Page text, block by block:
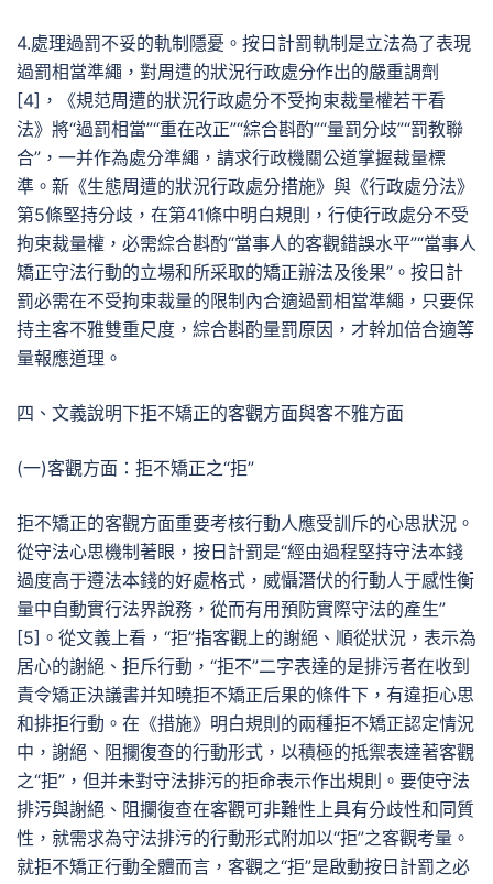
4.處理過罰不妥的軌制隱憂。按日計罰軌制是立法為了表現
過罰相當準繩，對周遭的狀況行政處分作出的嚴重調劑
[4]，《規范周遭的狀況行政處分不受拘束裁量權若干看
法》將“過罰相當”“重在改正”“綜合斟酌”“量罰分歧”“罰教聯
合”，一并作為處分準繩，請求行政機關公道掌握裁量標
準。新《生態周遭的狀況行政處分措施》與《行政處分法》
第5條堅持分歧，在第41條中明白規則，行使行政處分不受
拘束裁量權，必需綜合斟酌“當事人的客觀錯誤水平”“當事人
矯正守法行動的立場和所采取的矯正辦法及後果”。按日計
罰必需在不受拘束裁量的限制內合適過罰相當準繩，只要保
持主客不雅雙重尺度，綜合斟酌量罰原因，才幹加倍合適等
量報應道理。
四、文義說明下拒不矯正的客觀方面與客不雅方面
(一)客觀方面：拒不矯正之“拒”
拒不矯正的客觀方面重要考核行動人應受訓斥的心思狀況。
從守法心思機制著眼，按日計罰是“經由過程堅持守法本錢
過度高于遵法本錢的好處格式，威懾潛伏的行動人于感性衡
量中自動實行法界說務，從而有用預防實際守法的產生”
[5]。從文義上看，“拒”指客觀上的謝絕、順從狀況，表示為
居心的謝絕、拒斥行動，“拒不”二字表達的是排污者在收到
責令矯正決議書并知曉拒不矯正后果的條件下，有違拒心思
和排拒行動。在《措施》明白規則的兩種拒不矯正認定情況
中，謝絕、阻攔復查的行動形式，以積極的抵禦表達著客觀
之“拒”，但并未對守法排污的拒命表示作出規則。要使守法
排污與謝絕、阻攔復查在客觀可非難性上具有分歧性和同質
性，就需求為守法排污的行動形式附加以“拒”之客觀考量。
就拒不矯正行動全體而言，客觀之“拒”是啟動按日計罰之必